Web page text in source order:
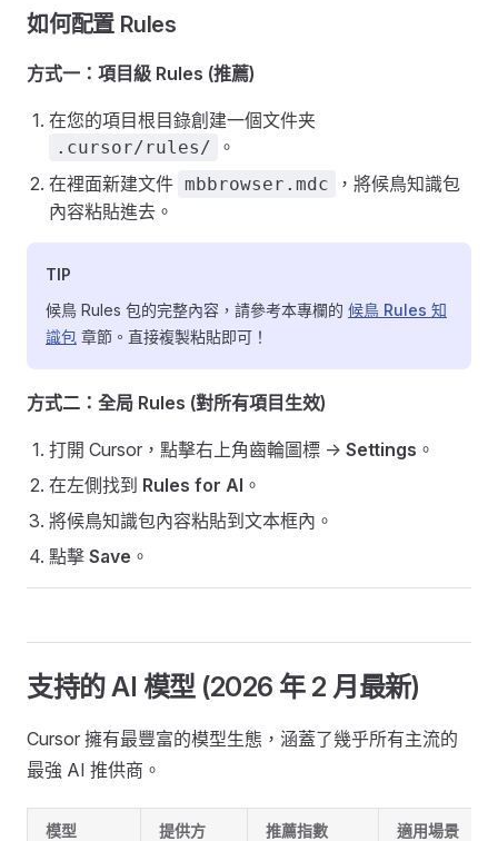
如何配置 Rules
方式一：項目級 Rules (推薦)
在您的項目根目錄創建一個文件夹
.cursor/rules/
。
在裡面新建文件 mbbrowser.mdc
，將候鳥知識包
內容粘貼進去。
TIP
候鳥 Rules 包的完整內容，請參考本專欄的 候鳥 Rules 知
識包 章節。直接複製粘貼即可！
方式二：全局 Rules (對所有項目生效)
打開 Cursor，點擊右上角齒輪圖標 -> Settings 。
在左側找到 Rules for AI 。
將候鳥知識包內容粘貼到文本框內。
點擊 Save 。
支持的 AI 模型 (2026 年 2 月最新)
Cursor 擁有最豐富的模型生態，涵蓋了幾乎所有主流的
最強 AI 推供商。
模型 提供方 推薦指數 適用場景